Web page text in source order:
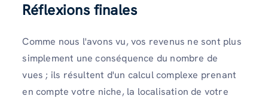
Réflexions finales
Comme nous l'avons vu, vos revenus ne sont plus
simplement une conséquence du nombre de
vues ; ils résultent d'un calcul complexe prenant
en compte votre niche, la localisation de votre